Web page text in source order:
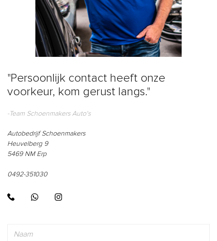
"Persoonlijk contact heeft onze
voorkeur, kom gerust langs."
-Team Schoenmakers Auto's
Autobedrijf Schoenmakers
Heuvelberg 9
5469 NM Erp
0492-351030